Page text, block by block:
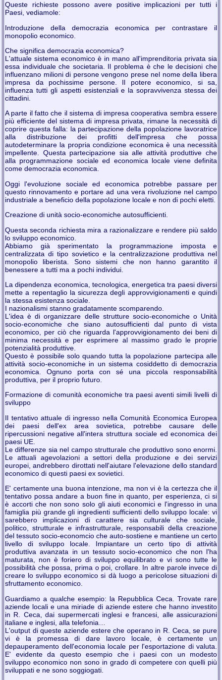
Queste richieste possono avere positive implicazioni per tutti i
Paesi, vediamole:
Introduzione della democrazia economica per contrastare il
monopolio economico.
Che significa democrazia economica?
L'attuale sistema economico è in mano all'imprenditoria privata sia
essa individuale che societaria. Il problema è che le decisioni che
influenzano milioni di persone vengono prese nel nome della libera
impresa da pochissime persone. Il potere economico, si sa,
influenza tutti gli aspetti esistenziali e la sopravvivenza stessa dei
cittadini.
A parte il fatto che il sistema di impresa cooperativa sembra essere
più efficiente del sistema di impresa privata, rimane la necessità di
coprire questa falla: la partecipazione della popolazione lavoratrice
alla distribuzione dei profitti dell'impresa che possa
autodeterminare la propria condizione economica è una necessità
impellente. Questa partecipazione sia alle attività produttive che
alla programmazione sociale ed economica locale viene definita
come democrazia economica.
Oggi l'evoluzione sociale ed economica potrebbe passare per
questo rinnovamento e portare ad una vera rivoluzione nel campo
industriale a beneficio della popolazione locale e non di pochi eletti.
Creazione di unità socio-economiche autosufficienti.
Questa seconda richiesta mira a razionalizzare e rendere più saldo
lo sviluppo economico.
Abbiamo già sperimentato la programmazione imposta e
centralizzata di tipo sovietico e la centralizzazione produttiva nel
monopolio liberista. Sono sistemi che non hanno garantito il
benessere a tutti ma a pochi individui.
La dipendenza economica, tecnologica, energetica tra paesi diversi
mette a repentaglio la sicurezza degli approvvigionamenti e quindi
la stessa esistenza sociale.
I nazionalismi stanno gradatamente scomparendo.
L'idea è di organizzare delle strutture socio-economiche o Unità
socio-economiche che siano autosufficienti dal punto di vista
economico, per ciò che riguarda l'approvvigionamento dei beni di
minima necessità e per esprimere al massimo grado le proprie
potenzialità produttive.
Questo è possibile solo quando tutta la popolazione partecipa alle
attività socio-economiche in un sistema cosiddetto di democrazia
economica. Ognuno porta con sé una piccola responsabilità
produttiva, per il proprio futuro.
Formazione di comunità economiche tra paesi aventi simili livelli di
sviluppo
Il tentativo attuale di ingresso nella Comunità Economica Europea
dei paesi dell'ex area sovietica, potrebbe causare delle
ripercussioni negative all'intera struttura sociale ed economica dei
paesi UE.
Le differenze sia nel campo strutturale che produttivo sono enormi.
Le attuali agevolazioni a settori della produzione e dei servizi
europei, andrebbero dirottati nell'aiutare l'elevazione dello standard
economico di questi paesi ex sovietici.
E' certamente una buona intenzione, ma non vi è la certezza che il
tentativo possa andare a buon fine in quanto, per esperienza, ci si
è accorti che non sono solo gli aiuti economici e l'ingresso in una
famiglia più grande gli ingredienti sufficienti dello sviluppo locale: vi
sarebbero implicazioni di carattere sia culturale che sociale,
politico, strutturale e infrastrutturale, responsabili della creazione
del tessuto socio-economcio che auto-sostiene e mantiene un certo
livello di sviluppo locale. Impiantare un certo tipo di attività
produttiva avanzata in un tessuto socio-economico che non l'ha
maturata, non è foriero di sviluppo equilibrato e vi sono tutte le
possibilità che possa, prima o poi, crollare. In altre parole invece di
creare lo sviluppo economico si dà luogo a pericolose situazioni di
sfruttamento economico.
Guardiamo a qualche esempio: la Repubblica Ceca. Trovate rare
aziende locali e una miriade di aziende estere che hanno investito
in R. Ceca, dai supermercati inglesi e francesi, alle assicurazioni
italiane e inglesi, alla telefonia…
L'output di queste aziende estere che operano in R. Ceca, se pure
vi è la promessa di dare lavoro locale, è certamente un
depauperamento dell'economia locale per l'esportazione di valuta.
E' evidente da questo esempio che i paesi con un modesto
sviluppo economico non sono in grado di competere con quelli più
sviluppati e ne sono soggiogati.